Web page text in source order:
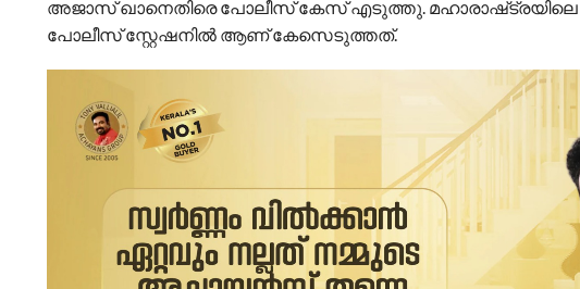
അജാസ് ഖാനെതിരെ പോലീസ് കേസ് എടുത്തു.
പോലീസ് സ്റ്റേഷനിൽ ആണ് കേസെടുത്തത്.